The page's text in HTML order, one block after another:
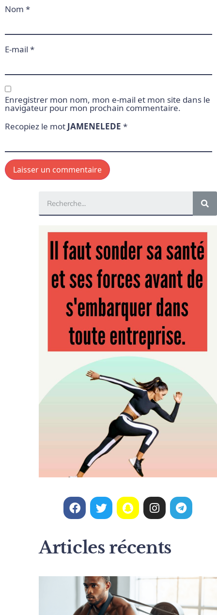
Nom *
E-mail *
Enregistrer mon nom, mon e-mail et mon site dans le
navigateur pour mon prochain commentaire.
Recopiez le mot JAMENELEDE *
Articles récents